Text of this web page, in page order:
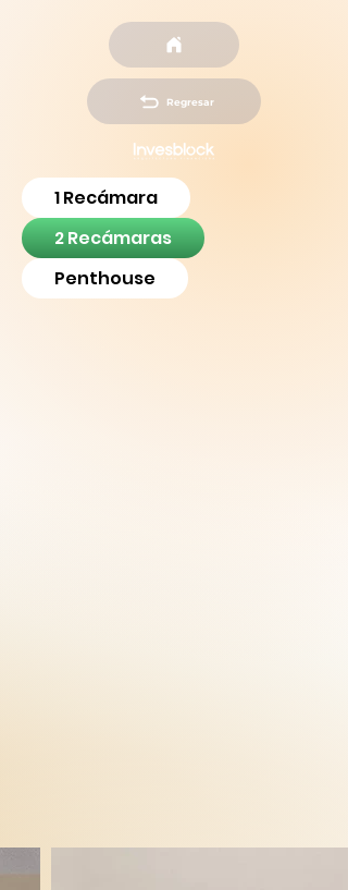
Regresar
1 Recámara
2 Recámaras
Penthouse